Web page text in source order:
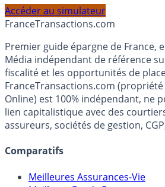
profil et horizon de placement.
FranceTransactions.com
Premier guide épargne de France,
Média indépendant de référence
fiscalité et les opportunités de
FranceTransactions.com (propriété
Online) est 100% indépendant, ne
assureurs, sociétés de gestion, CGP,
Comparatifs